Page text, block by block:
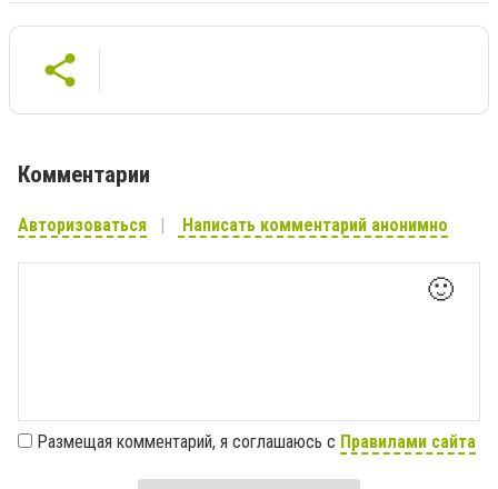
Комментарии
Авторизоваться Написать комментарий анонимно
🙂
Размещая комментарий, я соглашаюсь с Правилами сайта